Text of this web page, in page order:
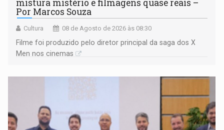
mistura mistério e filmagens quase reais –
Por Marcos Souza
Cultura 08 de Agosto de 2026 às 08:30
Filme foi produzido pelo diretor principal da saga dos X
Men nos cinemas